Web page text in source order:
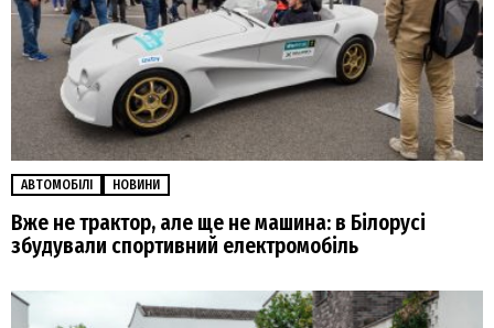
АВТОМОБІЛІ НОВИНИ
Вже не трактор, але ще не машина: в Білорусі
збудували спортивний електромобіль